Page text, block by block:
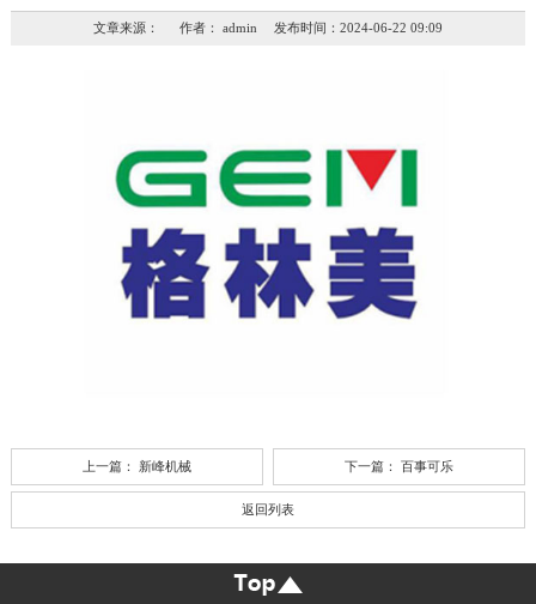
文章来源： 作者： admin 发布时间：2024-06-22 09:09
上一篇： 新峰机械 下一篇：百事可乐
返回列表